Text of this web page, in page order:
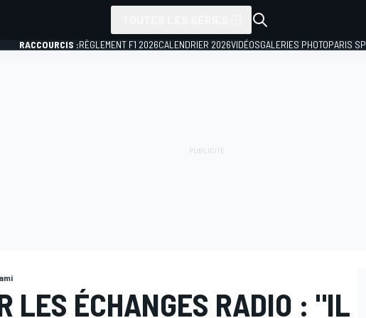
RACCOURCIS :RÈGLEMENT F1 2026CALENDRIER 2026VIDÉOSGALERIES PHOTOPARIS
LES ÉCHANGES RADIO : "IL